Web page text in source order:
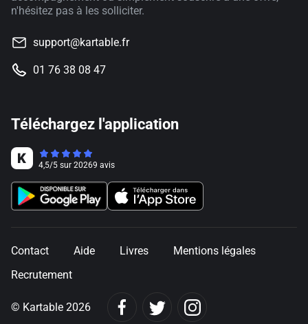
n'hésitez pas à les solliciter.
support@kartable.fr
01 76 38 08 47
Téléchargez l'application
4,5/5 sur 20269 avis
Contact Aide Livres
Mentions légales
Recrutement
© Kartable 2026